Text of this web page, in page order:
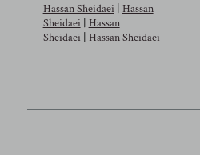
Hassan Sheidaei
Hassan
Sheidaei
Hassan
Sheidaei
Hassan Sheidaei